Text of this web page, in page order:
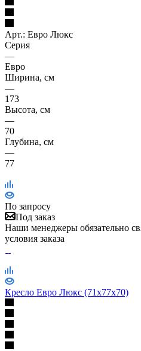
Арт.: Евро Люкс
Серия
—
Евро
Ширина, см
—
173
Высота, см
—
70
Глубина, см
—
77
По запросу
Под заказ
Наши менеджеры обязательно
условия заказа
Кресло Евро Люкс (71х77х70)